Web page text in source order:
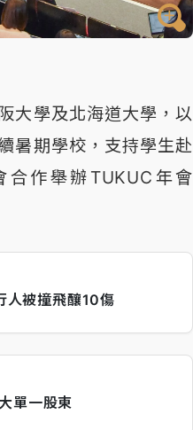
大學及北海道大學，以
暑期學校，支持學生赴
作舉辦TUKUC年會
人被撞飛釀10傷
單一股東